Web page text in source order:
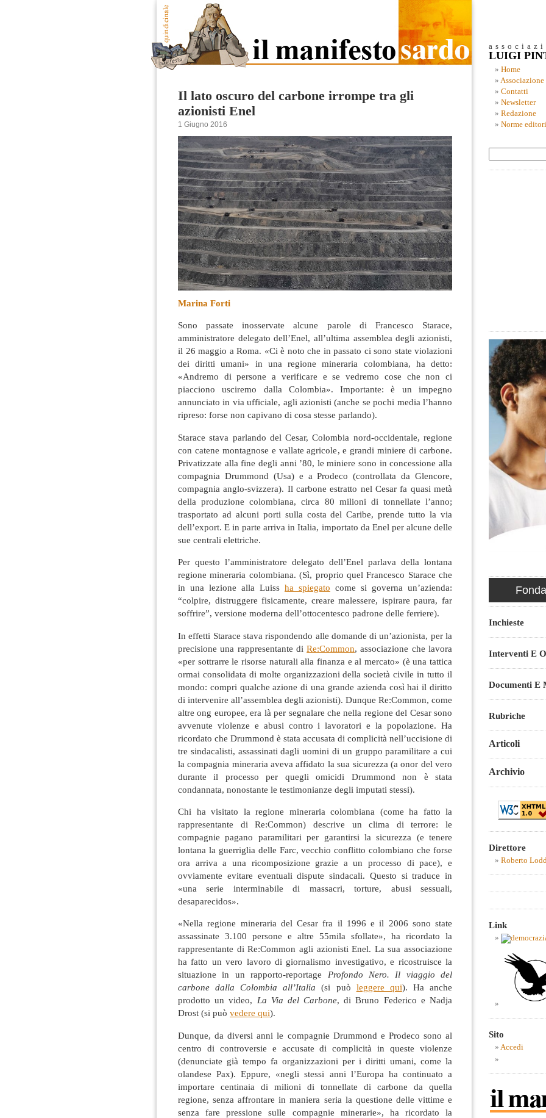
Il lato oscuro del carbone irrompe tra gli
azionisti Enel
1 Giugno 2016
Marina Forti
Sono passate inosservate alcune parole di Francesco Starace,
amministratore delegato dell’Enel, all’ultima assemblea degli azionisti,
il 26 maggio a Roma. «Ci è noto che in passato ci sono state violazioni
dei diritti umani» in una regione mineraria colombiana, ha detto:
«Andremo di persone a verificare e se vedremo cose che non ci
piacciono usciremo dalla Colombia». Importante: è un impegno
annunciato in via ufficiale, agli azionisti (anche se pochi media l’hanno
ripreso: forse non capivano di cosa stesse parlando).
Starace stava parlando del Cesar, Colombia nord-occidentale, regione
con catene montagnose e vallate agricole, e grandi miniere di carbone.
Privatizzate alla fine degli anni ’80, le miniere sono in concessione alla
compagnia Drummond (Usa) e a Prodeco (controllata da Glencore,
compagnia anglo-svizzera). Il carbone estratto nel Cesar fa quasi metà
della produzione colombiana, circa 80 milioni di tonnellate l’anno;
trasportato ad alcuni porti sulla costa del Caribe, prende tutto la via
dell’export. E in parte arriva in Italia, importato da Enel per alcune delle
sue centrali elettriche.
Per questo l’amministratore delegato dell’Enel parlava della lontana
regione mineraria colombiana. (Sì, proprio quel Francesco Starace che
in una lezione alla Luiss ha spiegato come si governa un’azienda:
“colpire, distruggere fisicamente, creare malessere, ispirare paura, far
soffrire”, versione moderna dell’ottocentesco padrone delle ferriere).
In effetti Starace stava rispondendo alle domande di un’azionista, per la
precisione una rappresentante diRe:Common, associazione che lavora
«per sottrarre le risorse naturali alla finanza e al mercato» (è una tattica
ormai consolidata di molte organizzazioni della società civile in tutto il
mondo: compri qualche azione di una grande azienda così hai il diritto
di intervenire all’assemblea degli azionisti). Dunque Re:Common, come
altre ong europee, era là per segnalare che nella regione del Cesar sono
avvenute violenze e abusi contro i lavoratori e la popolazione. Ha
ricordato che Drummond è stata accusata di complicità nell’uccisione di
tre sindacalisti, assassinati dagli uomini di un gruppo paramilitare a cui
la compagnia mineraria aveva affidato la sua sicurezza (a onor del vero
durante il processo per quegli omicidi Drummond non è stata
condannata, nonostante le testimonianze degli imputati stessi).
Chi ha visitato la regione mineraria colombiana (come ha fatto la
rappresentante di Re:Common) descrive un clima di terrore: le
compagnie pagano paramilitari per garantirsi la sicurezza (e tenere
lontana la guerriglia delle Farc, vecchio conflitto colombiano che forse
ora arriva a una ricomposizione grazie a un processo di pace), e
ovviamente evitare eventuali dispute sindacali. Questo si traduce in
«una serie interminabile di massacri, torture, abusi sessuali,
desaparecidos».
«Nella regione mineraria del Cesar fra il 1996 e il 2006 sono state
assassinate 3.100 persone e altre 55mila sfollate», ha ricordato la
rappresentante di Re:Common agli azionisti Enel. La sua associazione
ha fatto un vero lavoro di giornalismo investigativo, e ricostruisce la
situazione in un rapporto-reportage Profondo Nero. Il viaggio del
carbone dalla Colombia all’Italia(si può leggere qui). Ha anche
prodotto un video, La Via del Carbone, di Bruno Federico e Nadja
Drost (si può vedere qui).
Dunque, da diversi anni le compagnie Drummond e Prodeco sono al
centro di controversie e accusate di complicità in queste violenze
(denunciate già tempo fa organizzazioni per i diritti umani, come la
olandese Pax). Eppure, «negli stessi anni l’Europa ha continuato a
importare centinaia di milioni di tonnellate di carbone da quella
regione, senza affrontare in maniera seria la questione delle vittime e
senza fare pressione sulle compagnie minerarie», ha ricordato la
LUIGI
Home
Associazione
Contatti
Newsletter
Redazione
Norme
Inchieste
Interventi E
Documenti E
Rubriche
Articoli
Archivio
Direttore
Roberto
Link
Sito
Accedi